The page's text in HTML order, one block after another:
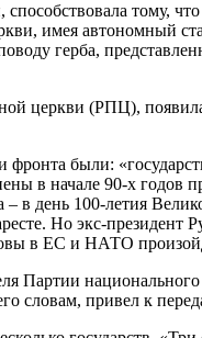
тому, что
имея автономный
герба,
церкви (РПЦ),
были:
начале 90-х годов
в день 100-летия
Но экс-
в ЕС и НАТО
Партии
словам, привел к